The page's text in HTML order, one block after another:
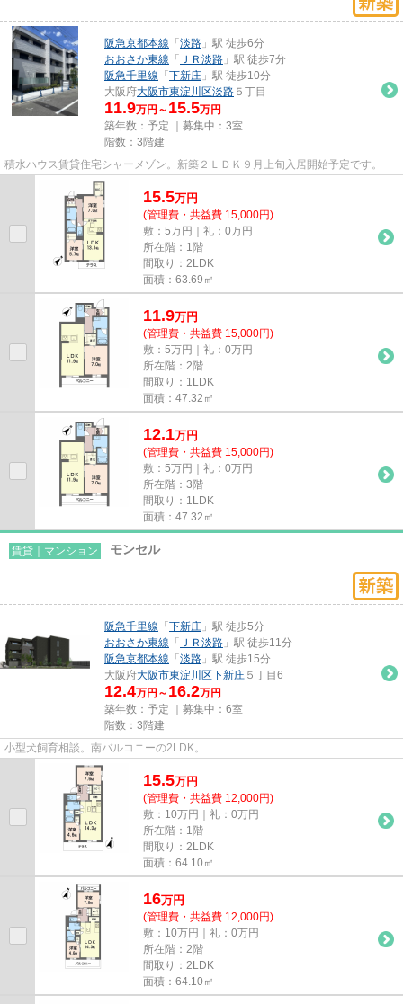
阪急京都本線 「 淡路 」駅 徒歩6分
おおさか東線 「 ＪＲ淡路 」駅 徒歩7分
阪急千里線 「 下新庄 」駅 徒歩10分
大阪府大阪市東淀川区淡路 ５丁目
11.9万円～ 15.5万円
築年数：予定 ｜募集中： 3室
階数：3階建
積水ハウス賃貸住宅シャーメゾン。新築２ＬＤＫ９月上旬入居開始予定です。
15.5万円
(管理費・共益費 15,000円)
敷：5万円｜礼：0万円
所在階：1階
間取り：2LDK
面積：63.69㎡
11.9万円
(管理費・共益費 15,000円)
敷：5万円｜礼：0万円
所在階：2階
間取り：1LDK
面積：47.32㎡
12.1万円
(管理費・共益費 15,000円)
敷：5万円｜礼：0万円
所在階：3階
間取り：1LDK
面積：47.32㎡
賃貸｜マンション モンセル
阪急千里線 「 下新庄 」駅 徒歩5分
おおさか東線 「 ＪＲ淡路 」駅 徒歩11分
阪急京都本線 「 淡路 」駅 徒歩15分
大阪府大阪市東淀川区下新庄 ５丁目6
12.4万円～ 16.2万円
築年数：予定 ｜募集中： 6室
階数：3階建
小型犬飼育相談。南バルコニーの2LDK。
15.5万円
(管理費・共益費 12,000円)
敷：10万円｜礼：0万円
所在階：1階
間取り：2LDK
面積：64.10㎡
16万円
(管理費・共益費 12,000円)
敷：10万円｜礼：0万円
所在階：2階
間取り：2LDK
面積：64.10㎡